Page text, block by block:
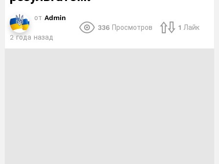
от Admin
2 года назад
336 Просмотров 1 Лайк